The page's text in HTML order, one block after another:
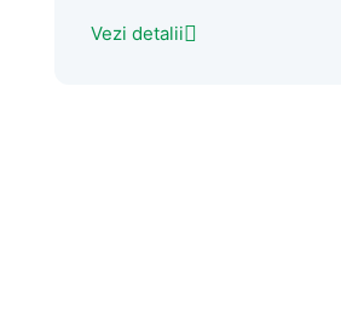
Vezi detalii